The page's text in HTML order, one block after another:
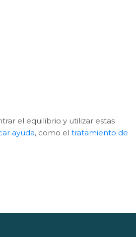
el equilibrio y utilizar estas
ayuda, como el tratamiento de